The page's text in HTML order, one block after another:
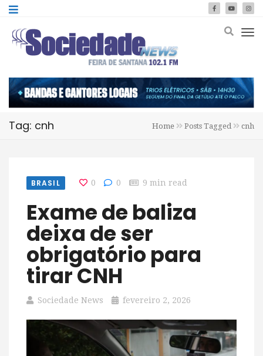
Tag: cnh Home Posts Tagged cnh
BRASIL 0 0 9 min read
Exame de baliza
deixa de ser
obrigatório para
tirar CNH
Sociedade News fevereiro 2, 2026